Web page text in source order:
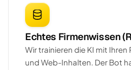
Echtes Firmenwissen
Wir trainieren die KI mit Ihren
und Web-Inhalten. Der Bot